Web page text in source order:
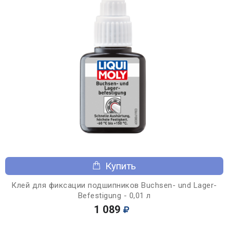
Купить
Клей для фиксации подшипников Buchsen- und Lager-
Befestigung - 0,01 л
1 089